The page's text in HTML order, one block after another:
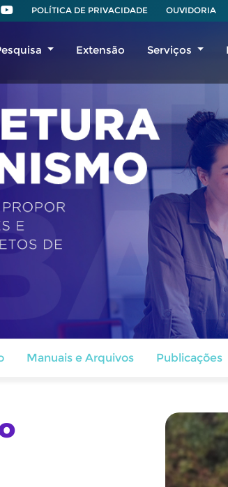
Extensão Serviços
POLÍTICA DE PRIVACIDADE OUVIDORIA
Manuais e Arquivos Publicações